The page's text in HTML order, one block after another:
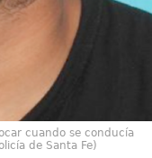
cuando se conducía
de Santa Fe)